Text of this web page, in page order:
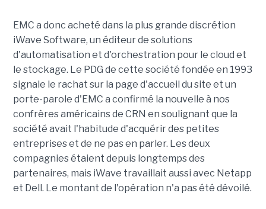
EMC a donc acheté dans la plus grande discrétion
iWave Software, un éditeur de solutions
d'automatisation et d'orchestration pour le cloud et
le stockage. Le PDG de cette société fondée en 1993
signale le rachat sur la page d'accueil du site et un
porte-parole d'EMC a confirmé la nouvelle à nos
confrères américains de CRN en soulignant que la
société avait l'habitude d'acquérir des petites
entreprises et de ne pas en parler. Les deux
compagnies étaient depuis longtemps des
partenaires, mais iWave travaillait aussi avec Netapp
et Dell. Le montant de l'opération n'a pas été dévoilé.